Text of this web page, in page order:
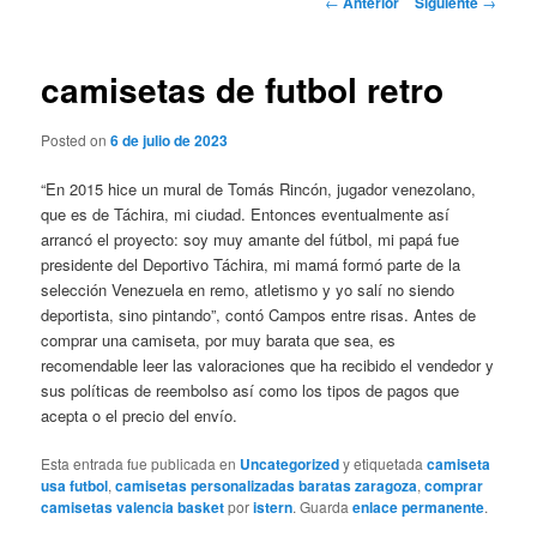
camisetas de futbol retro
Posted on6 de julio de 2023
“En 2015 hice un mural de Tomás Rincón, jugador venezolano,
que es de Táchira, mi ciudad. Entonces eventualmente así
arrancó el proyecto: soy muy amante del fútbol, mi papá fue
presidente del Deportivo Táchira, mi mamá formó parte de la
selección Venezuela en remo, atletismo y yo salí no siendo
deportista, sino pintando”, contó Campos entre risas. Antes de
comprar una camiseta, por muy barata que sea, es
recomendable leer las valoraciones que ha recibido el vendedor y
sus políticas de reembolso así como los tipos de pagos que
acepta o el precio del envío.
Esta entrada fue publicada en Uncategorizedy etiquetadacamiseta
usa futbol,camisetas personalizadas baratas zaragoza,comprar
camisetas valencia basketporistern. Guardaenlace permanente.